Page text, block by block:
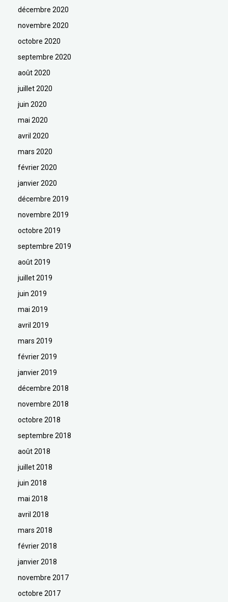
décembre 2020
novembre 2020
octobre 2020
septembre 2020
août 2020
juillet 2020
juin 2020
mai 2020
avril 2020
mars 2020
février 2020
janvier 2020
décembre 2019
novembre 2019
octobre 2019
septembre 2019
août 2019
juillet 2019
juin 2019
mai 2019
avril 2019
mars 2019
février 2019
janvier 2019
décembre 2018
novembre 2018
octobre 2018
septembre 2018
août 2018
juillet 2018
juin 2018
mai 2018
avril 2018
mars 2018
février 2018
janvier 2018
novembre 2017
octobre 2017